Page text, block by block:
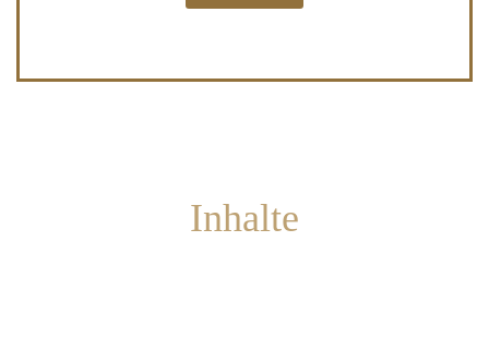
Inhalte